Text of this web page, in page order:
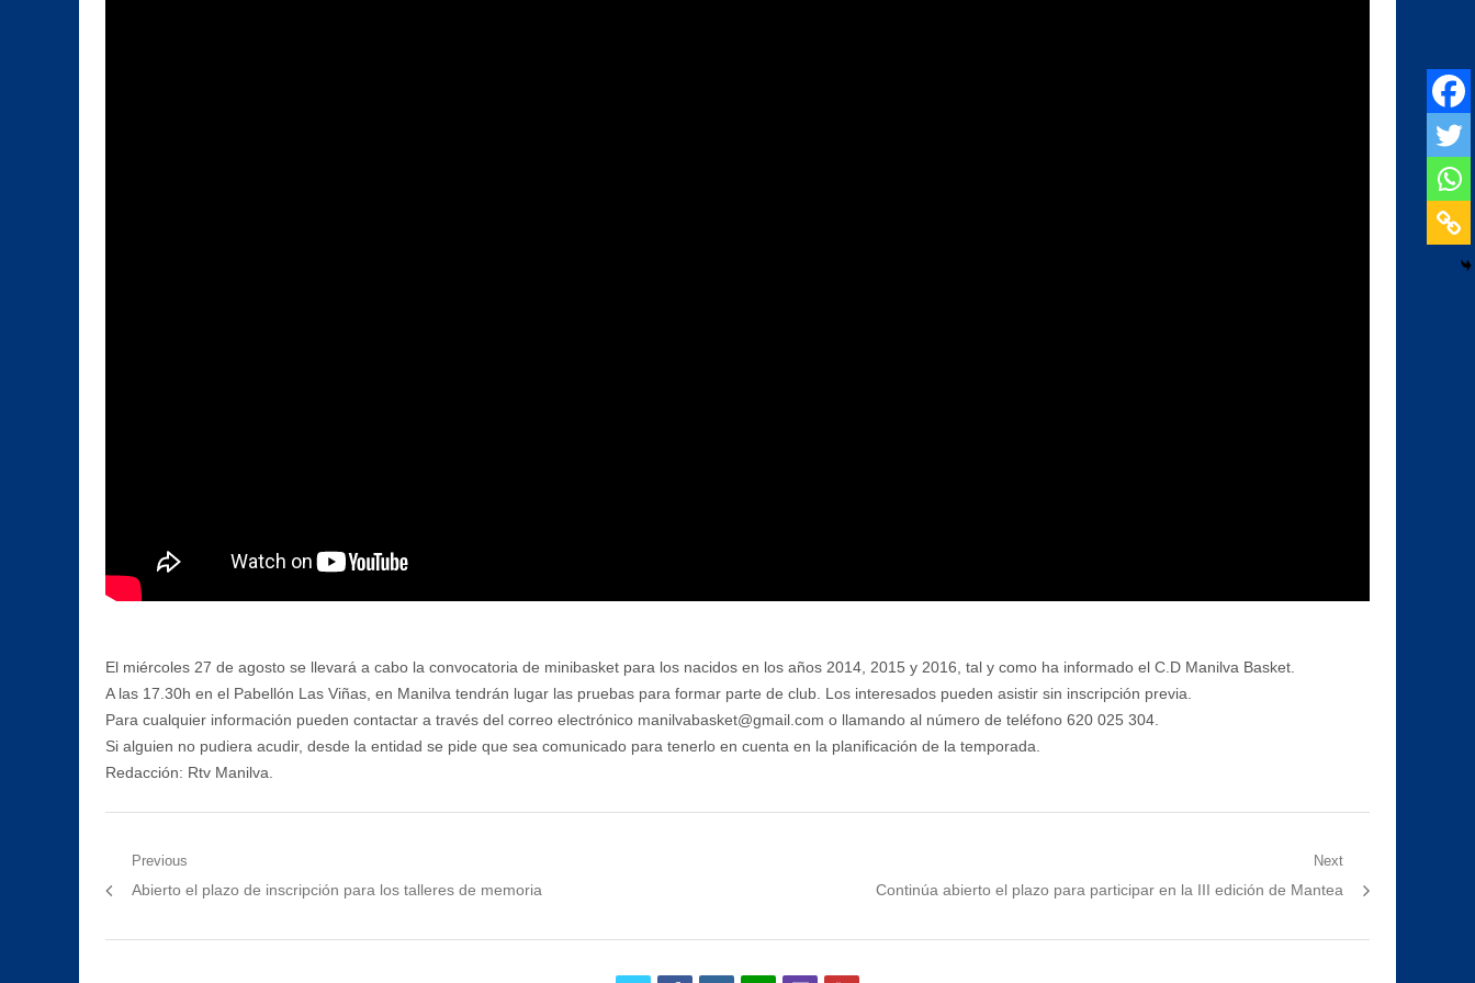
El miércoles 27 de agosto se llevará a cabo la convocatoria de minibasket para los nacidos en los años 2014, 2015 y 2016, tal y como ha informado el C.D Manilva Basket.
A las 17.30h en el Pabellón Las Viñas, en Manilva tendrán lugar las pruebas para formar parte de club. Los interesados pueden asistir sin inscripción previa.
Para cualquier información pueden contactar a través del correo electrónico manilvabasket@gmail.com o llamando al número de teléfono 620 025 304.
Si alguien no pudiera acudir, desde la entidad se pide que sea comunicado para tenerlo en cuenta en la planificación de la temporada.
Redacción: Rtv Manilva.
Navegación
de
entradas
Previous
Previous
Abierto el plazo de inscripción para los talleres de memoria
Next
Next
Continúa abierto el plazo para participar en la III edición de Mantea